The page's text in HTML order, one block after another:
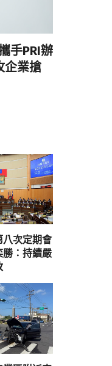
手PRI辦
企業搶
八次定期會
：持續嚴